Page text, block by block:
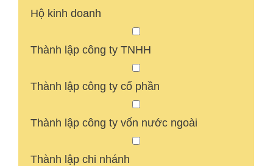
Hộ kinh doanh
Thành lập công ty TNHH
Thành lập công ty cổ phần
Thành lập công ty vốn nước ngoài
Thành lập chi nhánh